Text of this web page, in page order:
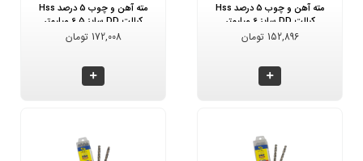
مته آهن و چوب 5 درصد Hss
کبالت DD سایز 6 میلیمتر
152,896 تومان
مته آهن و چوب 5 درصد Hss
کبالت DD سایز 6.5 میلیمتر
172,008 تومان